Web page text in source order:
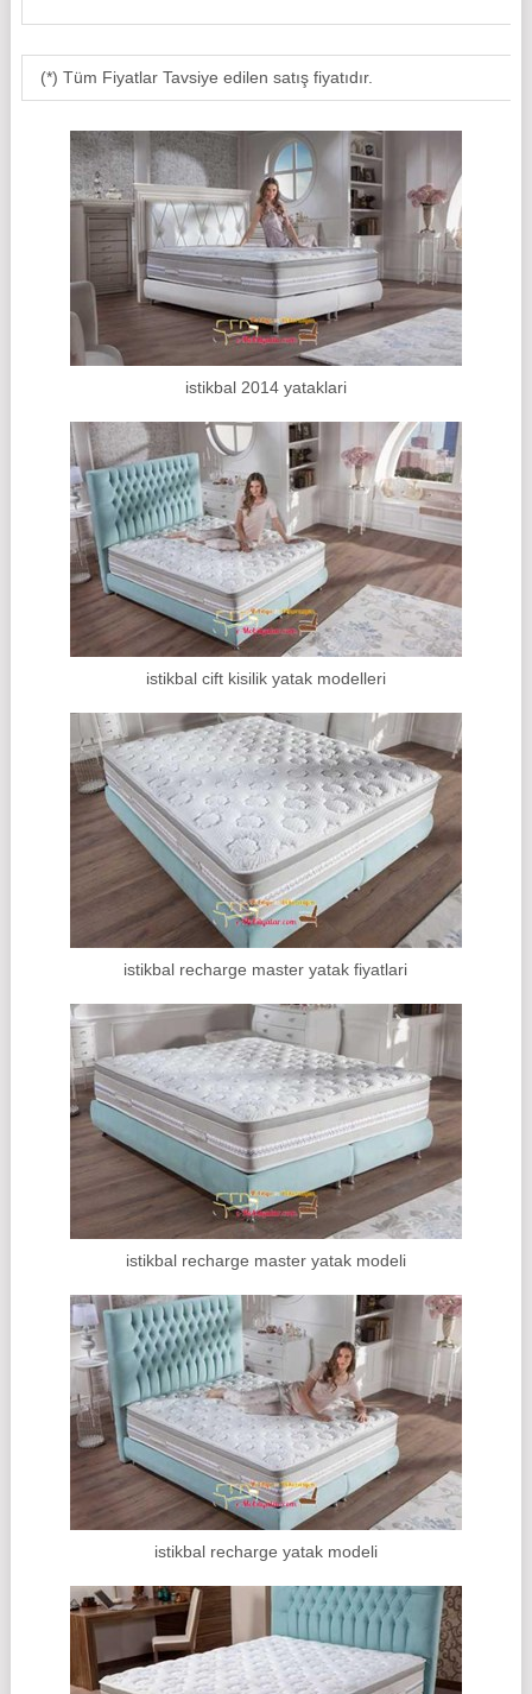
(*) Tüm Fiyatlar Tavsiye edilen satış fiyatıdır.
istikbal 2014 yataklari
istikbal cift kisilik yatak modelleri
istikbal recharge master yatak fiyatlari
istikbal recharge master yatak modeli
istikbal recharge yatak modeli